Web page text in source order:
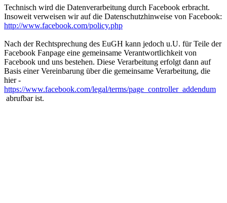
Technisch wird die Datenverarbeitung durch Facebook erbracht.
Insoweit verweisen wir auf die Datenschutzhinweise von Facebook:
http://www.facebook.com/policy.php
Nach der Rechtsprechung des EuGH kann jedoch u.U. für Teile der
Facebook Fanpage eine gemeinsame Verantwortlichkeit von
Facebook und uns bestehen. Diese Verarbeitung erfolgt dann auf
Basis einer Vereinbarung über die gemeinsame Verarbeitung, die
hier -
https://www.facebook.com/legal/terms/page_controller_addendum
abrufbar ist.